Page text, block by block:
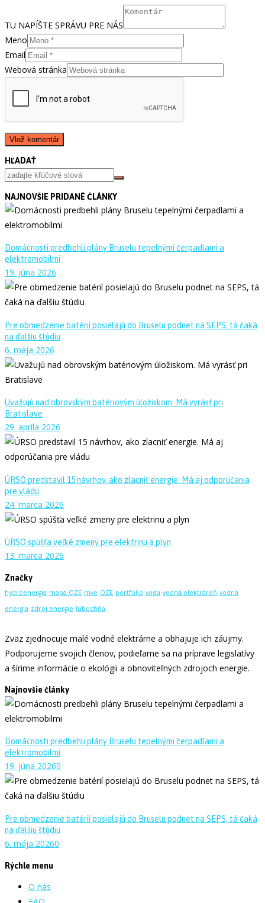
TU NAPÍŠTE SPRÁVU PRE NÁS
Meno
Email
Webová stránka
HĽADAŤ
NAJNOVŠIE PRIDANÉ ČLÁNKY
Domácnosti predbehli plány Bruselu tepelnými čerpadlami a
elektromobilmi
19. júna 2026
Pre obmedzenie batérií posielajú do Bruselu podnet na SEPS, tá čaká
na ďalšiu štúdiu
6. mája 2026
Uvažujú nad obrovským batériovým úložiskom. Má vyrásť pri
Bratislave
29. apríla 2026
ÚRSO predstavil 15 návrhov, ako zlacniť energie. Má aj odporúčania
pre vládu
24. marca 2026
ÚRSO spúšťa veľké zmeny pre elektrinu a plyn
13. marca 2026
Značky
hydroenergia mapa OZE mve OZE portfolio voda vodná elektráreň vodná
energia zdroj energie ľubochňa
Zväz zjednocuje malé vodné elektrárne a obhajuje ich záujmy.
Podporujeme svojich členov, podieľame sa na príprave legislatívy
a šírime informácie o ekológii a obnoviteľných zdrojoch energie.
Najnovšie články
Domácnosti predbehli plány Bruselu tepelnými čerpadlami a
elektromobilmi
19. júna 20260
Pre obmedzenie batérií posielajú do Bruselu podnet na SEPS, tá čaká
na ďalšiu štúdiu
6. mája 20260
Rýchle menu
O nás